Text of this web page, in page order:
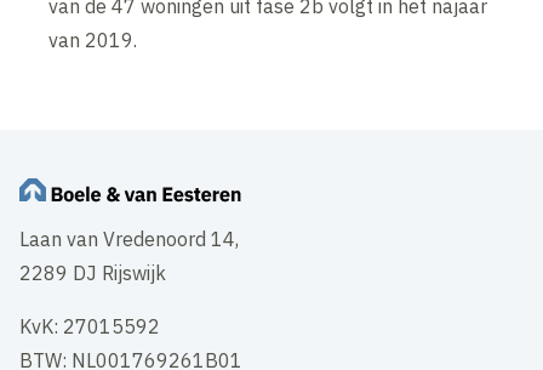
van de 47 woningen uit fase 2b volgt in het najaar
van 2019.
Laan van Vredenoord 14,
2289 DJ Rijswijk
KvK: 27015592
BTW: NL001769261B01